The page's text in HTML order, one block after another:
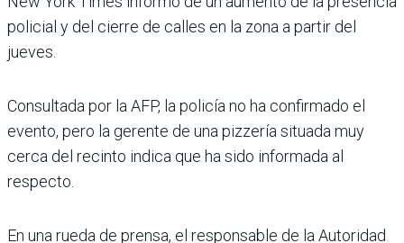
policial y del cierre de calles en la zona a partir del
jueves.
Consultada por la AFP, la policía no ha confirmado el
evento, pero la gerente de una pizzería situada muy
cerca del recinto indica que ha sido informada al
respecto.
En una rueda de prensa, el responsable de la Autoridad